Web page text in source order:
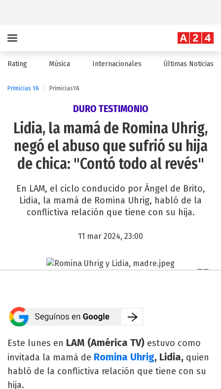
Rating Música Internacionales Últimas Noticias
Primicias YA PrimiciasYA
DURO TESTIMONIO
Lidia, la mamá de Romina Uhrig,
negó el abuso que sufrió su hija
de chica: "Contó todo al revés"
En LAM, el ciclo conducido por Ángel de Brito,
Lidia, la mamá de Romina Uhrig, habló de la
conflictiva relación que tiene con su hija.
11 mar 2024, 23:00
Este lunes en LAM (América TV) estuvo como
invitada la mamá de Romina Uhrig, Lidia, quien
habló de la conflictiva relación que tiene con su
hija.